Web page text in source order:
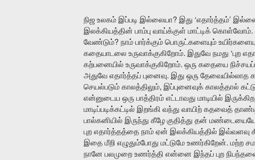
நிஜ உலகம் இப்படி இல்லையா? இது ‘எதார்த்தம்’
இலக்கியத்தின் பாம்பு வாய்க்குள் மாட்டிக் கொள்வோம்.
வேண்டும்? நாம் பார்க்கும் பொருட்களையும்
கதையாடலை உருவாக்குகிறோம். இதுவே நமது ‘புற
கற்பனையில் உருவாக்குகிறோம். ஒரு கதையை
அதுவே எதார்த்தப் புனைவு. இது ஒரு தேவையில்லாத
செயல்படும் காலத்திலும், இப்புனைவுக் காலத்தால்
என்னுடைய ஒரு பாத்திரம் எட்டாவது மாடியில்
மாடிப்படிக்கட்டில் இறங்கி வந்து வாயிற் கதவைத்
பால்கனியில் இருந்து கீழே குதித்து தன்
புற எதார்த்தத்தை நாம் ஏன் இலக்கியத்தில் இவ்வளவு
இதை மீறி எழுதும்போது மட்டுமே உணர்கிறேன். மற்ற
நானே பலமுறை உணர்த்தி என்னை இந்தப் புற